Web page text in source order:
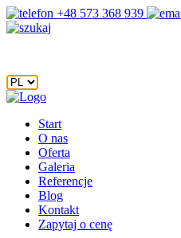
+48 573 368 939
Start
O nas
Oferta
Galeria
Referencje
Blog
Kontakt
Zapytaj o cenę